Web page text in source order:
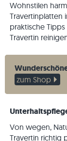
Wohnstilen
Travertinplatten
praktische
Travertin
zum Shop
Von wegen,
Travertin richtig